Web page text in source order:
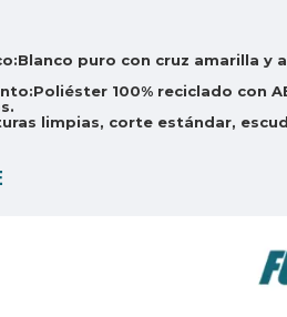
Blanco puro con cruz amarilla y
Poliéster 100% reciclado con
limpias, corte estándar,